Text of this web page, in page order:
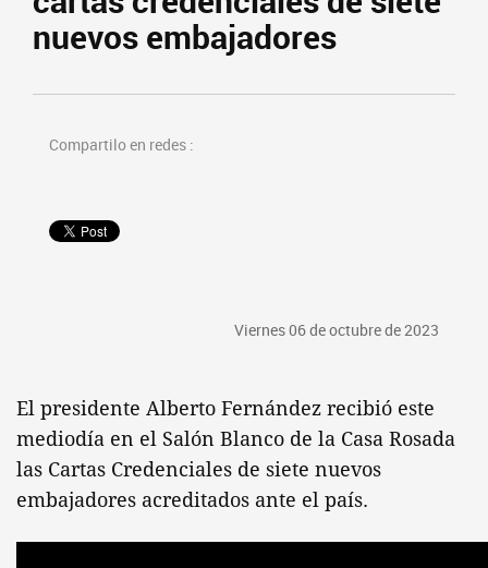
nuevos embajadores
Compartilo en redes :
Viernes 06 de octubre de 2023
El presidente Alberto Fernández recibió este
mediodía en el Salón Blanco de la Casa Rosada
las Cartas Credenciales de siete nuevos
embajadores acreditados ante el país.